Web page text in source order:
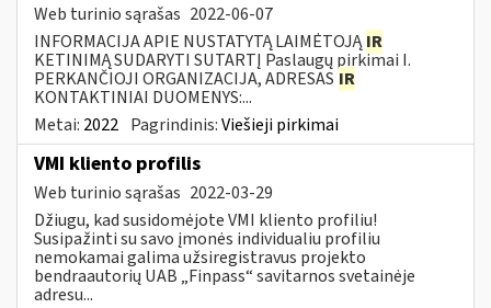
Web turinio sąrašas 2022-06-07
INFORMACIJA APIE NUSTATYTĄ LAIMĖTOJĄIR
KETINIMĄ SUDARYTI SUTARTĮ Paslaugų pirkimai I.
PERKANČIOJI ORGANIZACIJA, ADRESAS IR
KONTAKTINIAI DUOMENYS:...
Metai: 2022 Pagrindinis:Viešieji pirkimai
VMI kliento profilis
Web turinio sąrašas 2022-03-29
Džiugu, kad susidomėjote VMI kliento profiliu!
Susipažinti su savo įmonės individualiu profiliu
nemokamai galima užsiregistravus projekto
bendraautorių UAB „Finpass“ savitarnos svetainėje
adresu...